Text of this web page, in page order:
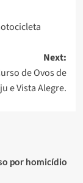
Next:
de Ovos de
e Vista Alegre.
por homicídio